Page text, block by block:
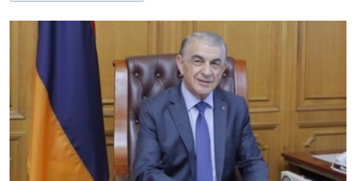
ՊԱՏԵՐԱԶՄԻ 6 ՇԱԲԱԹՆԵՐԸ
ՏԱՐԱԾԱՇՐՋԱՆ
ՄԻՋԱԶԳԱՅԻՆ
ՄՇԱԿՈՒՅԹ
ՍՊՈՐՏ
ՄԵԿՆԱԲԱՆՈՒԹՅՈՒՆ